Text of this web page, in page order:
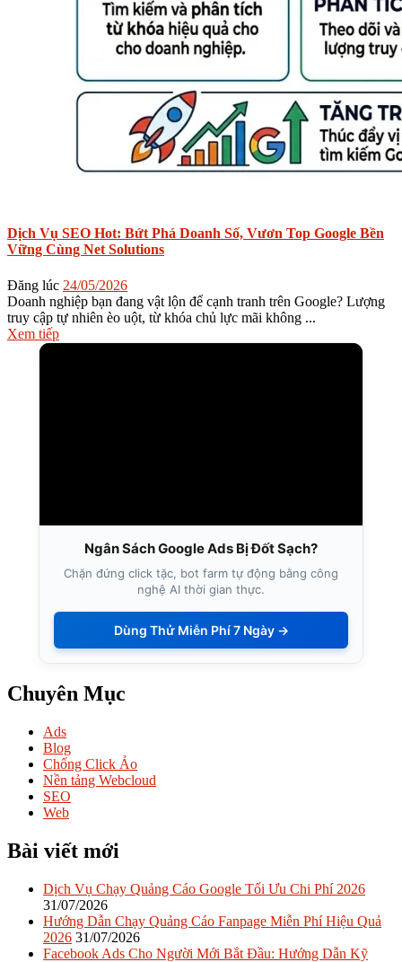
Dịch Vụ SEO Hot: Bứt Phá Doanh Số, Vươn Top Google Bền
Vững Cùng Net Solutions
Đăng lúc 24/05/2026
Doanh nghiệp bạn đang vật lộn để cạnh tranh trên Google? Lượng
truy cập tự nhiên èo uột, từ khóa chủ lực mãi không ...
Xem tiếp
Ngân Sách Google Ads Bị Đốt Sạch?
Chặn đứng click tặc, bot farm tự động bằng công
nghệ AI thời gian thực.
Dùng Thử Miễn Phí 7 Ngày →
Chuyên Mục
Ads
Blog
Chống Click Ảo
Nền tảng Webcloud
SEO
Web
Bài viết mới
Dịch Vụ Chạy Quảng Cáo Google Tối Ưu Chi Phí 2026
31/07/2026
Hướng Dẫn Chạy Quảng Cáo Fanpage Miễn Phí Hiệu Quả
2026 31/07/2026
Facebook Ads Cho Người Mới Bắt Đầu: Hướng Dẫn Kỹ